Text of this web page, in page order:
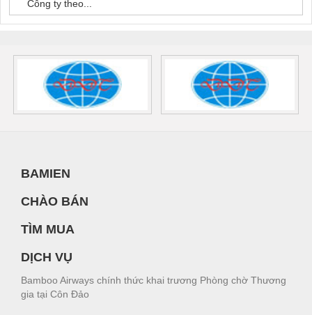
Công ty theo...
BAMIEN
CHÀO BÁN
TÌM MUA
DỊCH VỤ
Bamboo Airways chính thức khai trương Phòng chờ Thương
gia tại Côn Đảo